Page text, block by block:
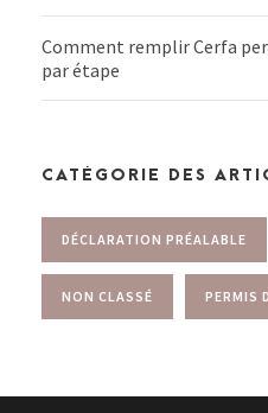
Comment remplir Cerfa
par étape
CATÉGORIE DES
DÉCLARATION PRÉALABLE
NON CLASSÉ PERMIS